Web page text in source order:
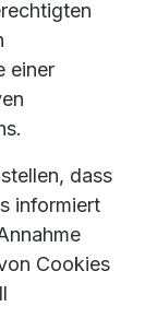
einer
dass
informiert
Cookies